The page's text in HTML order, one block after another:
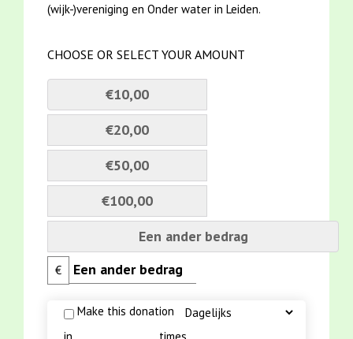
(wijk-)vereniging en Onder water in Leiden.
CHOOSE OR SELECT YOUR AMOUNT
€10,00
€20,00
€50,00
€100,00
Een ander bedrag
€
Make this donation